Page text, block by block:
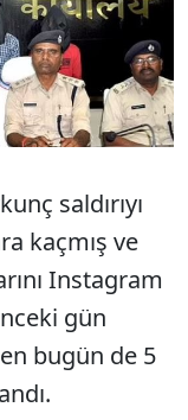
saldırıyı
kaçmış ve
Instagram
gün
bugün de 5